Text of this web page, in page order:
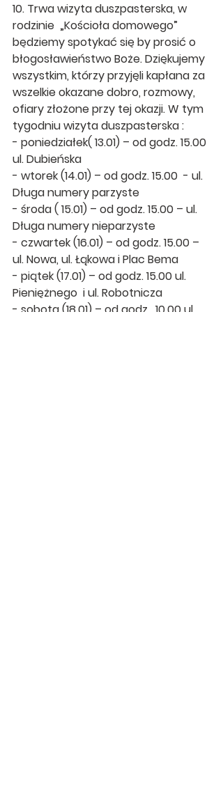
10. Trwa wizyta duszpasterska, w
rodzinie  „Kościoła domowego”
będziemy spotykać się by prosić o
błogosławieństwo Boże. Dziękujemy
wszystkim, którzy przyjęli kapłana za
wszelkie okazane dobro, rozmowy,
ofiary złożone przy tej okazji. W tym
tygodniu wizyta duszpasterska :
- poniedziałek( 13.01) – od godz. 15.00
ul. Dubieńska
- wtorek (14.01) – od godz. 15.00  - ul.
Długa numery parzyste
- środa ( 15.01) – od godz. 15.00 – ul.
Długa numery nieparzyste
- czwartek (16.01) – od godz. 15.00 –
ul. Nowa, ul. Łąkowa i Plac Bema
- piątek (17.01) – od godz. 15.00 ul.
Pieniężnego  i ul. Robotnicza
- sobota (18.01) – od godz.  10.00 ul.